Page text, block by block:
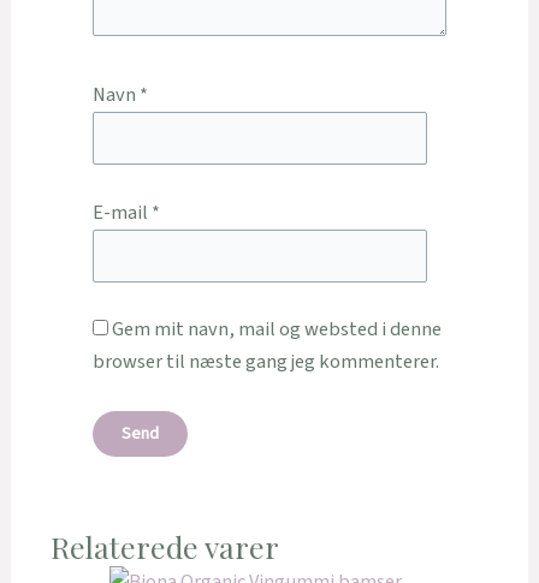
Navn *
E-mail *
Gem mit navn, mail og websted i denne
browser til næste gang jeg kommenterer.
Relaterede varer